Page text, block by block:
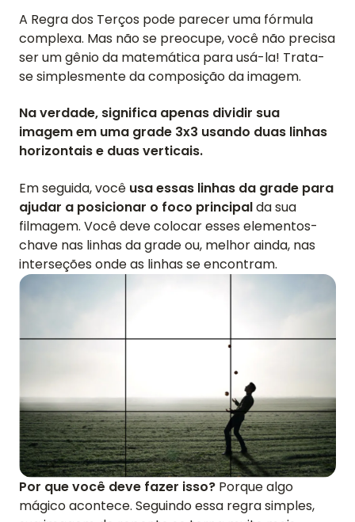
A Regra dos Terços pode parecer uma fórmula
complexa. Mas não se preocupe, você não precisa
ser um gênio da matemática para usá-la! Trata-
se simplesmente da composição da imagem.
Na verdade, significa apenas dividir sua
imagem em uma grade 3x3 usando duas linhas
horizontais e duas verticais.
Em seguida, você usa essas linhas da grade para
ajudar a posicionar o foco principalda sua
filmagem. Você deve colocar esses elementos-
chave nas linhas da grade ou, melhor ainda, nas
interseções onde as linhas se encontram.
Por que você deve fazer isso? Porque algo
mágico acontece. Seguindo essa regra simples,